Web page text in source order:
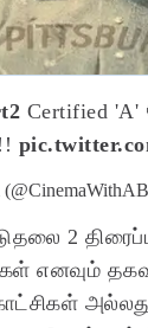
Certified 'A'
2
எனவும்